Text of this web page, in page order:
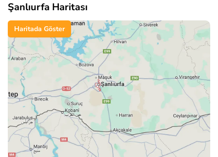
Şanlıurfa Haritası
Haritada Göster